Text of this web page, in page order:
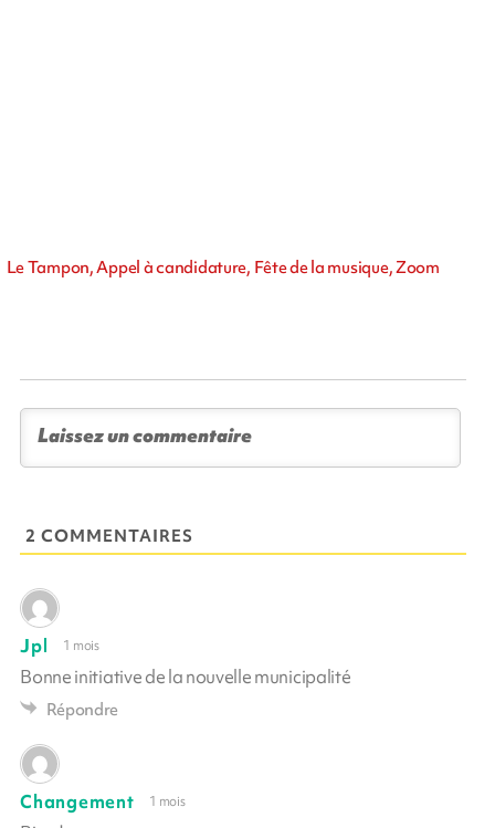
Le Tampon, Appel à candidature, Fête de la musique, Zoom
2 COMMENTAIRES
Jpl 1 mois
Bonne initiative de la nouvelle municipalité
Répondre
Changement 1 mois